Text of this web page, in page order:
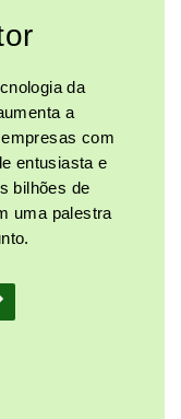
da
a
com
entusiasta e
bilhões de
uma palestra